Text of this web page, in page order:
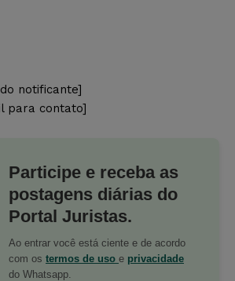
notificante]
para contato]
Participe e receba as
postagens diárias do
Portal Juristas.
Ao entrar você está ciente e de acordo
com os termos de uso e privacidade
do Whatsapp.